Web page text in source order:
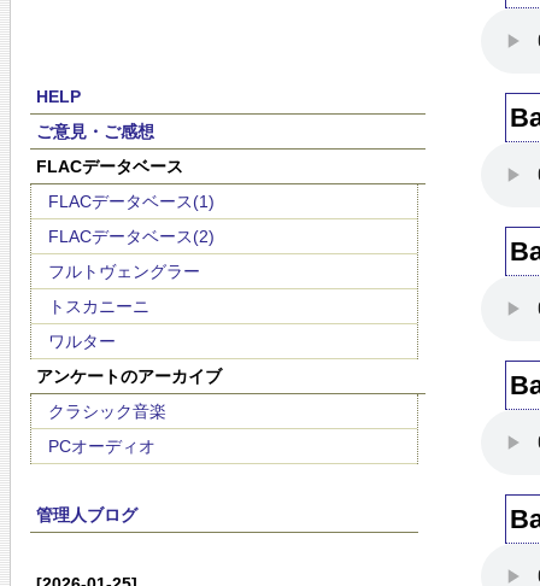
HELP
ご意見・ご感想
FLACデータベース
FLACデータベース(1)
FLACデータベース(2)
フルトヴェングラー
トスカニーニ
ワルター
アンケートのアーカイブ
クラシック音楽
PCオーディオ
管理人ブログ